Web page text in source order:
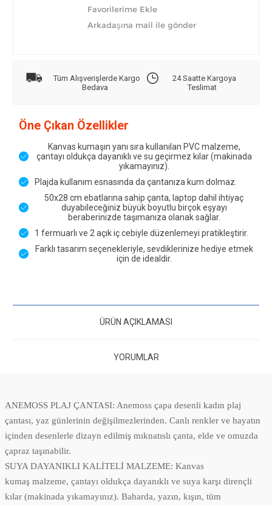
Tüm Alışverişlerde Kargo
Bedava
24 Saatte Kargoya
Teslimat
Öne Çıkan Özellikler
Kanvas kumaşın yanı sıra kullanılan PVC malzeme,
çantayı oldukça dayanıklı ve su geçirmez kılar (makinada
yıkamayınız).
Plajda kullanım esnasında da çantanıza kum dolmaz.
50x28 cm ebatlarına sahip çanta, laptop dahil ihtiyaç
duyabileceğiniz büyük boyutlu birçok eşyayı
beraberinizde taşımanıza olanak sağlar.
1 fermuarlı ve 2 açık iç cebiyle düzenlemeyi pratikleştirir.
Farklı tasarım seçenekleriyle, sevdiklerinize hediye etmek
için de idealdir.
ÜRÜN AÇIKLAMASI
YORUMLAR
ANEMOSS PLAJ ÇANTASI: Anemoss çapa desenli kadın plaj
çantası, yaz günlerinin değişilmezlerinden. Canlı renkler ve hayatın
içinden desenlerle dizayn edilmiş mıknatıslı çanta, elde ve omuzda
çapraz taşınabilir.
SUYA DAYANIKLI KALİTELİ MALZEME: Kanvas
kumaş malzeme, çantayı oldukça dayanıklı ve suya karşı dirençli
kılar (makinada yıkamayınız). Baharda, yazın, kışın, tüm